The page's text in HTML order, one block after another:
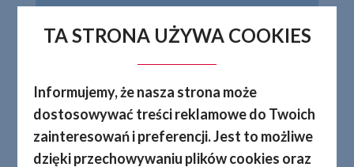
TA STRONA UŻYWA COOKIES
Informujemy, że nasza strona może
dostosowywać treści reklamowe do Twoich
zainteresowań i preferencji. Jest to możliwe
dzięki przechowywaniu plików cookies oraz
Kolory:anodowana
Dostępność:Produkt dostępny na
zamówienie.